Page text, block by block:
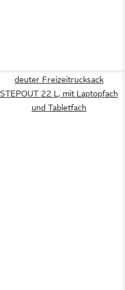
deuter Freizeitrucksack
STEPOUT 22 L, mit Laptopfach
und Tabletfach